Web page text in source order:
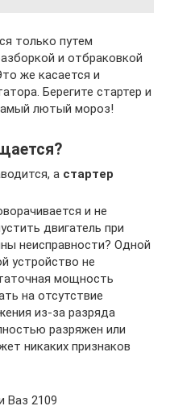
только путем
и отбраковкой
же касается и
Берегите стартер и
лютый мороз!
а стартер
и не
двигатель при
неисправности? Одной
устройство не
мощность
на отсутствие
из-за разряда
разряжен или
никаких признаков
Ваз 2109